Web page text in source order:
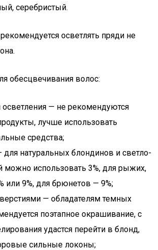
серебристый.
осветлять пряди не
обесцвечивания волос:
— не рекомендуются
лучше использовать
средства;
для натуральных блондинов и светло-
можно использовать 3%, для рыжих,
или 9%, для брюнетов — 9%;
— обладателям темных
поэтапное окрашивание, с
удастся перейти в блонд,
сильные локоны;